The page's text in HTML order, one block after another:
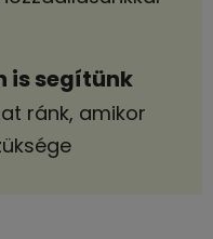
is segítünk
ránk, amikor